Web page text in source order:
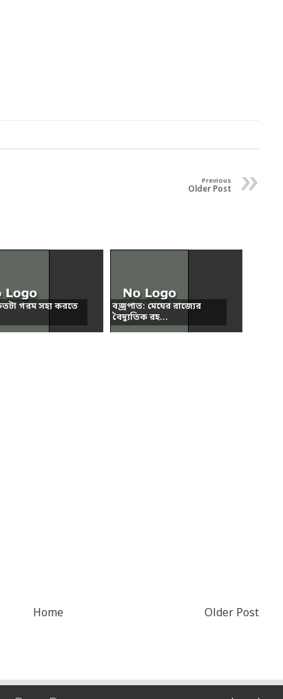
»
Previous
Older Post
গরম সহ্য করতে
বজ্রপাত: মেঘের রাজ্যের
বৈদ্যুতিক রহ...
Older Post
Home